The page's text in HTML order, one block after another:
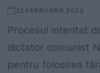
22 FEBRUARIE 2023
Procesul intentat
dictator comunist
pentru folosirea